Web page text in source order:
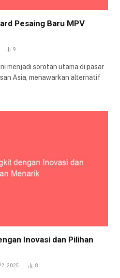
Pesaing Baru MPV
9
menjadi sorotan utama di pasar
Asia, menawarkan alternatif
Inovasi dan Pilihan
2025 8